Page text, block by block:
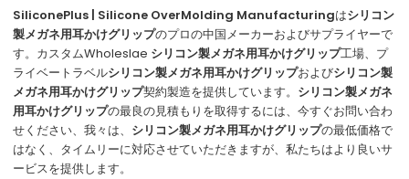
SiliconePlus | Silicone OverMolding Manufacturingはシリコン
製メガネ用耳かけグリップのプロの中国メーカーおよびサプライヤーで
す。カスタムWholeslae シリコン製メガネ用耳かけグリップ工場、プ
ライベートラベルシリコン製メガネ用耳かけグリップおよびシリコン製
メガネ用耳かけグリップ契約製造を提供しています。 シリコン製メガネ
用耳かけグリップの最良の見積もりを取得するには、今すぐお問い合わ
せください、我々は、 シリコン製メガネ用耳かけグリップの最低価格で
はなく、タイムリーに対応させていただきますが、私たちはより良いサ
ービスを提供します。